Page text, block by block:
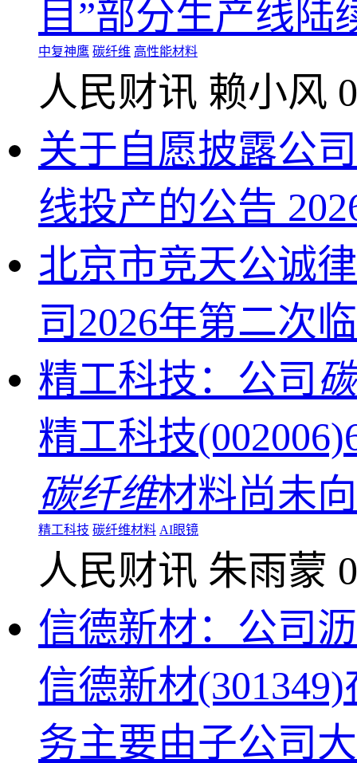
目”部分生产线
中复神鹰 碳纤维 高性能材料
人民财讯 赖小风
关于自愿披露公
线投产的公告
北京市竞天公诚
司2026年第二次
精工科技：公司
精工科技
碳纤维材料尚未
精工科技 碳纤维材料 AI眼镜
人民财讯 朱雨蒙
信德新材：公司
信德新材
务主要由子公司